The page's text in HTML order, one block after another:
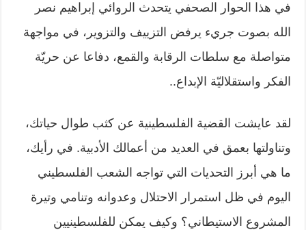
في هذا الحوار الصحفي يتحدث الروائي إبراهيم نصر
الله بصوت جريء يرفض التزييف والتزوير، في مواجهة
متواصلة مع سلطات الرقابة والقمع، دفاعا عن حريّة
الفكر واستقلاليّة الإبداع..
لقد عايشت القضية الفلسطينية عن كثب طوال حياتك،
وتناولتها بعمق في العديد من أعمالك الأدبية. في رأيك،
ما هي أبرز التحديات التي تواجه الشعب الفلسطيني
اليوم في ظل استمرار الاحتلال وعدوانه وتنامي وتيرة
المشروع الاستيطاني؟ وكيف يمكن للفلسطينيين